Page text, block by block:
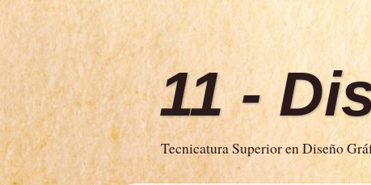
11 -
Tecnicatura Superior en Diseño